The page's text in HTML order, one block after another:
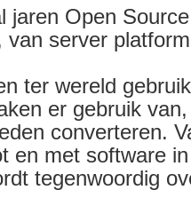
jaren Open
van server
ter wereld
er gebruik
converteren.
en met software
tegenwoordig